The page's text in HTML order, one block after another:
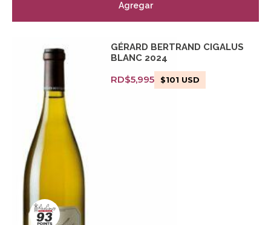
Agregar
GÉRARD BERTRAND CIGALUS
BLANC 2024
RD$5,995 $101 USD